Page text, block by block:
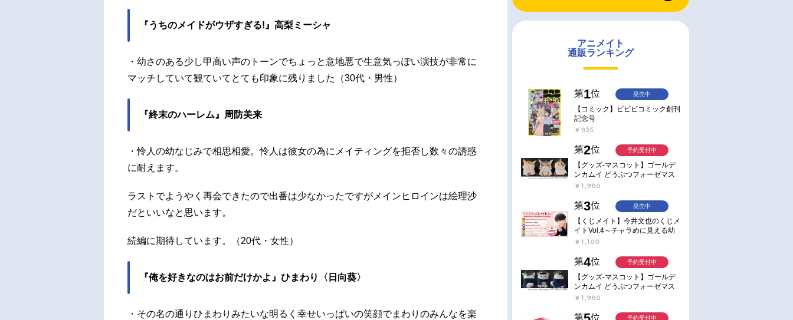
『うちのメイドがウザすぎる!』高梨ミーシャ
・幼さのある少し甲高い声のトーンでちょっと意地悪で生意気っぽい演技が非常に
マッチしていて観ていてとても印象に残りました（30代・男性）
『終末のハーレム』周防美来
・怜人の幼なじみで相思相愛。怜人は彼女の為にメイティングを拒否し数々の誘惑
に耐えます。
ラストでようやく再会できたので出番は少なかったですがメインヒロインは絵理沙
だといいなと思います。
続編に期待しています。（20代・女性）
『俺を好きなのはお前だけかよ』ひまわり〈日向葵〉
・その名の通りひまわりみたいな明るく幸せいっぱいの笑顔でまわりのみんなを楽
アニメイト
通販ランキング
第1位
【コミック】ビビビコミック創刊
記念号
￥935
発売中
第2位
【グッズ-マスコット】ゴールデ
ンカムイ どうぶつフォーゼマス
コット 4.尾形百之助【再販】
￥1,980
予約受付中
第3位
【くじメイト】今井文也のくじメ
イトVol.4～チャラめに見える幼
馴染、実は一途で独占欲が強いん
￥1,100
発売中
第4位
【グッズ-マスコット】ゴールデ
ンカムイ どうぶつフォーゼマス
コット 5.月島軍曹【再販】
￥1,980
予約受付中
第 位 予約受付中